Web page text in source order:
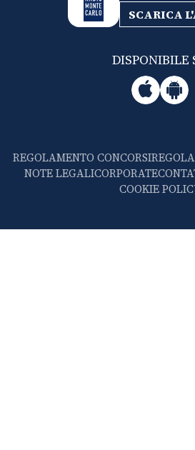
SCARICA
DISPONIBILE
REGOLAMENTO CONCORSI
NOTE LEGALICORPORATE
COOKIE